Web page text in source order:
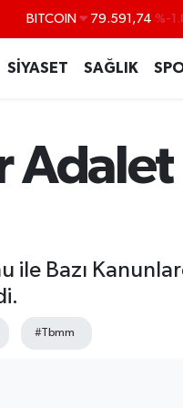
DOLAR 45,43620
BİST100 14.598,00
BITCOIN 79.591,74 %-
SİYASET SAĞLIK
Adalet
Bazı
#Tbmm